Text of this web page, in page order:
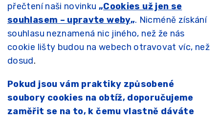
přečtení naši novinku „Cookies už jen se
souhlasem – upravte weby„. Nicméně získání
souhlasu neznamená nic jiného, než že nás
cookie lišty budou na webech otravovat víc, než
dosud.
Pokud jsou vám praktiky způsobené
soubory cookies na obtíž, doporučujeme
zaměřit se na to, k čemu vlastně dáváte